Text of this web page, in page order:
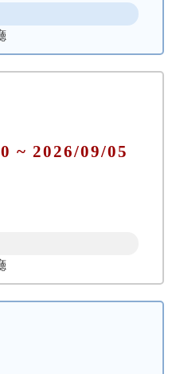
~ 2026/09/05